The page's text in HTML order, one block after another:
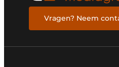
Vragen? Neem